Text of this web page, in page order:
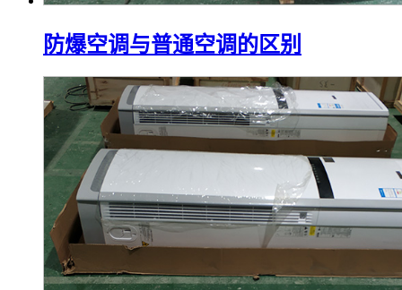
防爆空调与普通空调的区别